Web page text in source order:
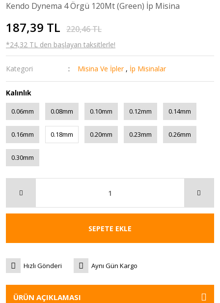
Kendo Dynema 4 Örgü 120Mt (Green) İp Misina
187,39 TL 220,46 TL
*24,32 TL den başlayan taksitlerle!
Kategori Misina Ve İpler , İp Misinalar
Kalınlık
0.06mm 0.08mm 0.10mm 0.12mm 0.14mm
0.16mm 0.18mm 0.20mm 0.23mm 0.26mm
0.30mm
SEPETE EKLE
Hızlı Gönderi Aynı Gün Kargo
ÜRÜN AÇIKLAMASI